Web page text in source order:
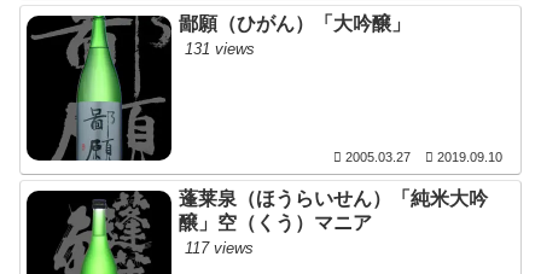
鄙願（ひがん）「大吟醸」
131 views
2005.03.27 2019.09.10
蓬莱泉（ほうらいせん）「純米大吟
醸」空（くう）マニア
117 views